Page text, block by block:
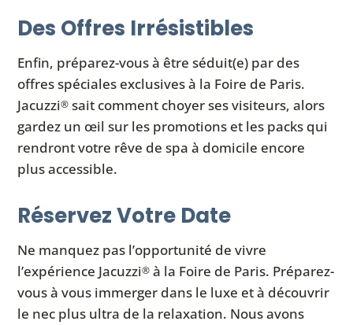
Des Offres Irrésistibles
Enfin, préparez-vous à être séduit(e) par des
offres spéciales exclusives à la Foire de Paris.
Jacuzzi® sait comment choyer ses visiteurs, alors
gardez un œil sur les promotions et les packs qui
rendront votre rêve de spa à domicile encore
plus accessible.
Réservez Votre Date
Ne manquez pas l’opportunité de vivre
l’expérience Jacuzzi® à la Foire de Paris. Préparez-
vous à vous immerger dans le luxe et à découvrir
le nec plus ultra de la relaxation. Nous avons